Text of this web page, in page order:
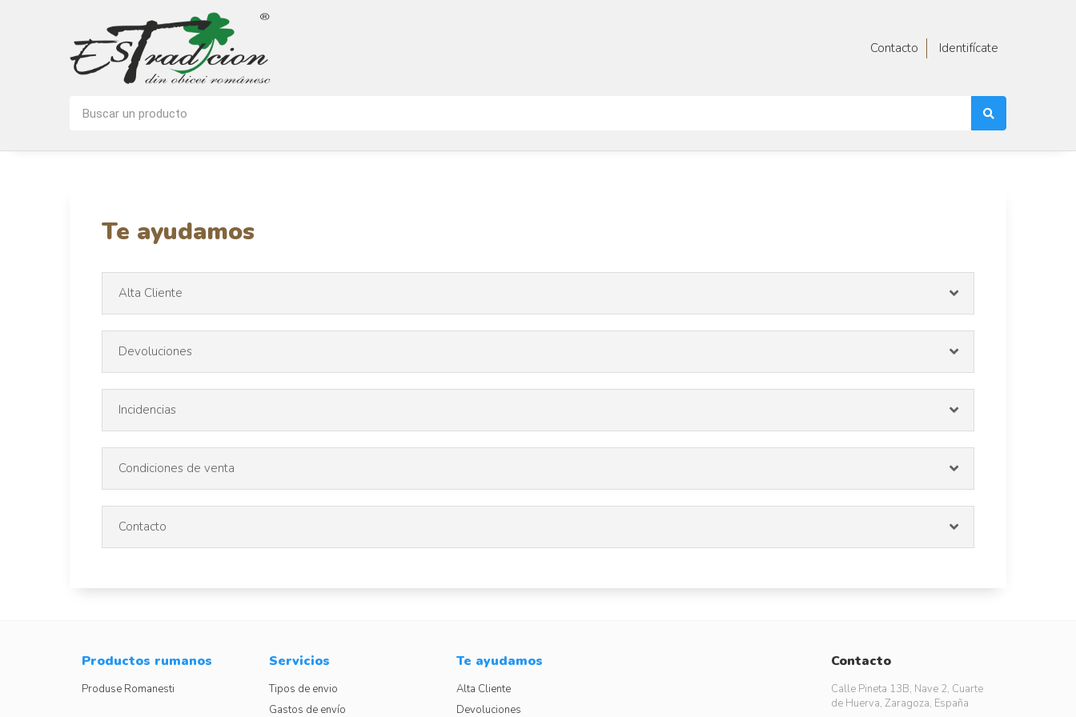
Contacto Identifícate
Te ayudamos
Alta Cliente
Devoluciones
Incidencias
Condiciones de venta
Contacto
Productos rumanos
Produse Romanesti
Servicios
Tipos de envio
Gastos de envío
Te ayudamos
Alta Cliente
Devoluciones
Contacto
Calle Pineta 13B, Nave 2, Cuarte
de Huerva, Zaragoza, España